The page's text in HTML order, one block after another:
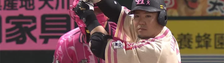
日程・結果
順位表･成績